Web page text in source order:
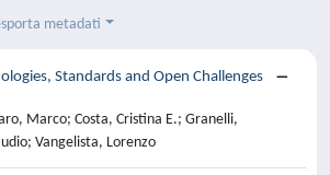
metadati
Standards and Open Challenges
Marco; Costa, Cristina E.; Granelli,
Vangelista, Lorenzo